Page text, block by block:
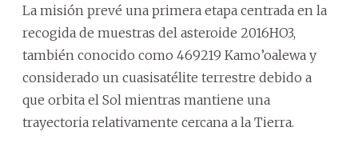
La misión prevé una primera etapa centrada en la
recogida de muestras del asteroide 2016HO3,
también conocido como 469219 Kamo’oalewa y
considerado un cuasisatélite terrestre debido a
que orbita el Sol mientras mantiene una
trayectoria relativamente cercana a la Tierra.